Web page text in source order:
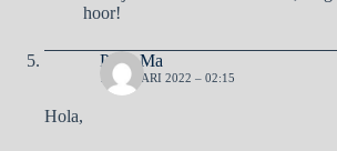
hoor!
Pa & Ma
1 JANUARI 2022 – 02:15
Hola,